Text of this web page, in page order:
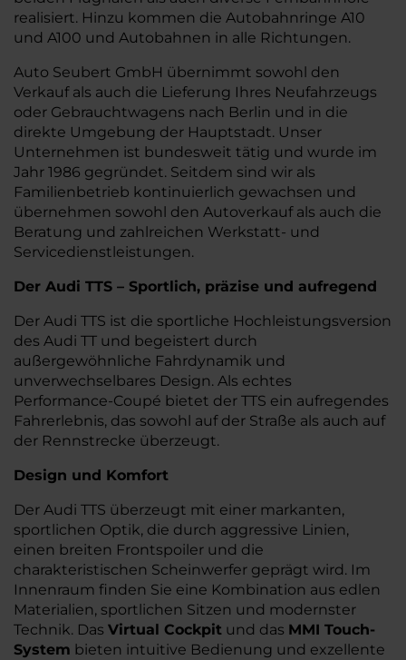
realisiert. Hinzu kommen die Autobahnringe A10
und A100 und Autobahnen in alle Richtungen.
Auto Seubert GmbH übernimmt sowohl den
Verkauf als auch die Lieferung Ihres Neufahrzeugs
oder Gebrauchtwagens nach Berlin und in die
direkte Umgebung der Hauptstadt. Unser
Unternehmen ist bundesweit tätig und wurde im
Jahr 1986 gegründet. Seitdem sind wir als
Familienbetrieb kontinuierlich gewachsen und
übernehmen sowohl den Autoverkauf als auch die
Beratung und zahlreichen Werkstatt- und
Servicedienstleistungen.
Der Audi TTS – Sportlich, präzise und aufregend
Der Audi TTS ist die sportliche Hochleistungsversion
des Audi TT und begeistert durch
außergewöhnliche Fahrdynamik und
unverwechselbares Design. Als echtes
Performance-Coupé bietet der TTS ein aufregendes
Fahrerlebnis, das sowohl auf der Straße als auch auf
der Rennstrecke überzeugt.
Design und Komfort
Der Audi TTS überzeugt mit einer markanten,
sportlichen Optik, die durch aggressive Linien,
einen breiten Frontspoiler und die
charakteristischen Scheinwerfer geprägt wird. Im
Innenraum finden Sie eine Kombination aus edlen
Materialien, sportlichen Sitzen und modernster
Technik. Das Virtual Cockpit und das MMI Touch-
System bieten intuitive Bedienung und exzellente